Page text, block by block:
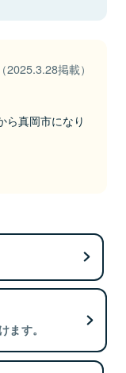
（2025.3.28掲載）
ら真岡市になり
ます。